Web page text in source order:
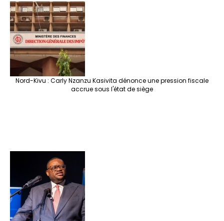
Nord-Kivu : Carly Nzanzu Kasivita dénonce une pression fiscale
accrue sous l'état de siège